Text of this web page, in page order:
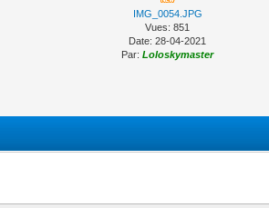
IMG_0054.JPG
Vues: 851
Date: 28-04-2021
Par:Loloskymaster